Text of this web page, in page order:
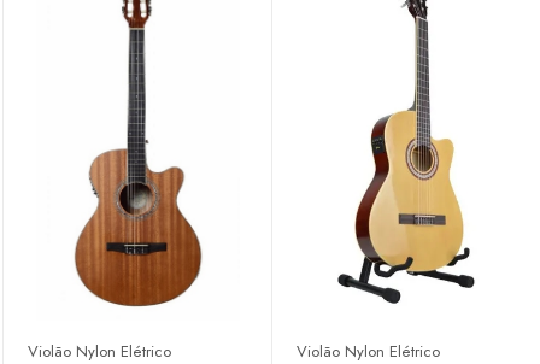
Violão Nylon Elétrico Violão Nylon Elétrico